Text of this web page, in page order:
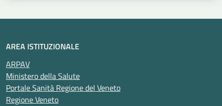
AREA ISTITUZIONALE
ARPAV
Ministero della Salute
Portale Sanità Regione del Veneto
Regione Veneto